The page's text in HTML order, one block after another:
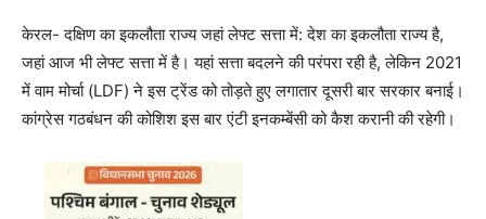
केरल- दक्षिण का इकलौता राज्य जहां लेफ्ट सत्ता में: देश का इकलौता राज्य है,
जहां आज भी लेफ्ट सत्ता में है। यहां सत्ता बदलने की परंपरा रही है, लेकिन 2021
में वाम मोर्चा (LDF) ने इस ट्रेंड को तोड़ते हुए लगातार दूसरी बार सरकार बनाई।
कांग्रेस गठबंधन की कोशिश इस बार एंटी इनकम्बेंसी को कैश करानी की रहेगी।